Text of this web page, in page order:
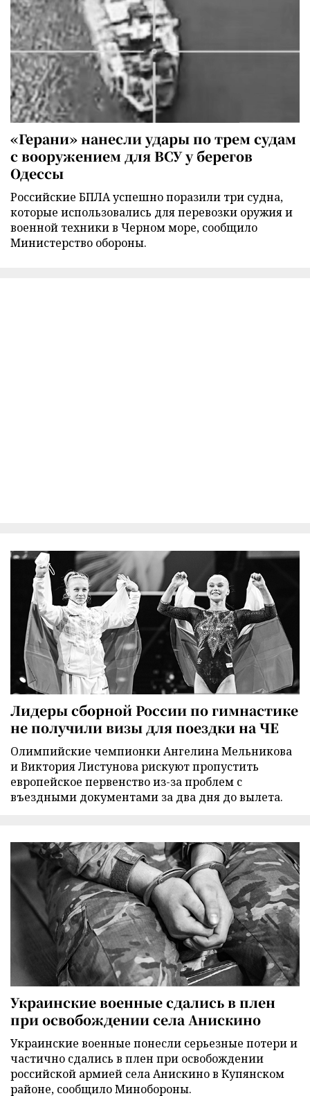
«Герани» нанесли удары по трем судам
с вооружением для ВСУ у берегов
Одессы
Российские БПЛА успешно поразили три судна,
которые использовались для перевозки оружия и
военной техники в Черном море, сообщило
Министерство обороны.
Лидеры сборной России по гимнастике
не получили визы для поездки на ЧЕ
Олимпийские чемпионки Ангелина Мельникова
и Виктория Листунова рискуют пропустить
европейское первенство из-за проблем с
въездными документами за два дня до вылета.
Украинские военные сдались в плен
при освобождении села Анискино
Украинские военные понесли серьезные потери и
частично сдались в плен при освобождении
российской армией села Анискино в Купянском
районе, сообщило Минобороны.